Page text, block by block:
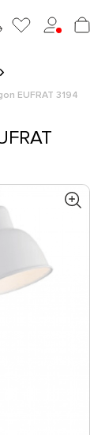
EUFRAT 3194